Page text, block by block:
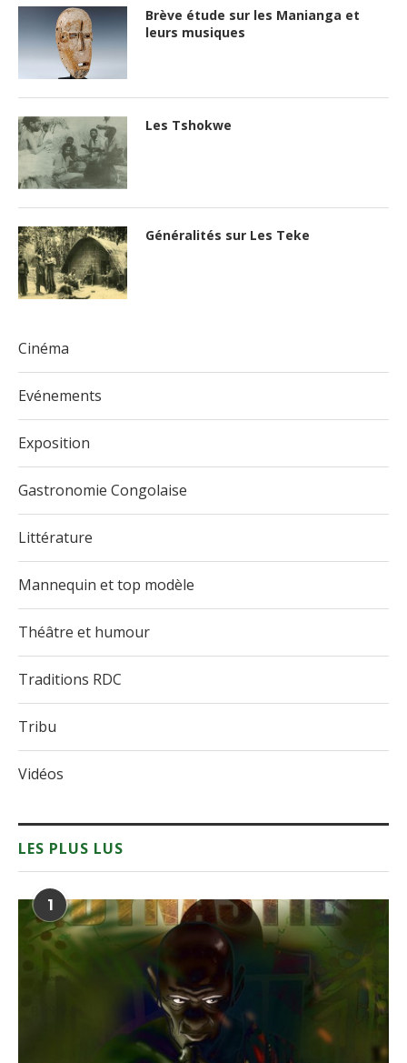
Brève étude sur les Manianga et
leurs musiques
Les Tshokwe
Généralités sur Les Teke
Cinéma
Evénements
Exposition
Gastronomie Congolaise
Littérature
Mannequin et top modèle
Théâtre et humour
Traditions RDC
Tribu
Vidéos
LES PLUS LUS
1